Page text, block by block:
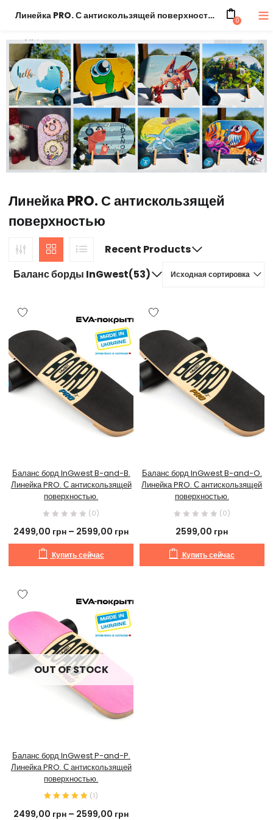
Линейка PRO. С антискользящей поверхностью 0
Линейка PRO. С антискользящей
поверхностью
Recent Products
Исходная сортировка
Баланс борды InGwest(53)
Баланс борд InGwest B-and-B.
Линейка PRO. С антискользящей
поверхностью.
(0)
2499,00 грн – 2599,00 грн
Купить сейчас
Баланс борд InGwest B-and-O.
Линейка PRO. С антискользящей
поверхностью.
(0)
2599,00 грн
Купить сейчас
OUT OF STOCK
Баланс борд InGwest P-and-P.
Линейка PRO. С антискользящей
поверхностью.
(1)
2499,00 грн – 2599,00 грн